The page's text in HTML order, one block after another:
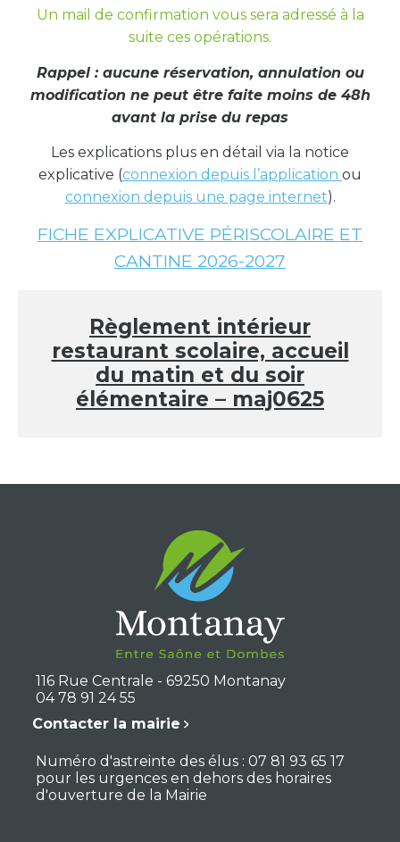
Un mail de confirmation vous sera adressé à la
suite ces opérations.
Rappel : aucune réservation, annulation ou
modification ne peut être faite moins de 48h
avant la prise du repas
Les explications plus en détail via la notice
explicative (connexion depuis l’application ou
connexion depuis une page internet).
FICHE EXPLICATIVE PÉRISCOLAIRE ET
CANTINE 2026-2027
Règlement intérieur
restaurant scolaire, accueil
du matin et du soir
élémentaire – maj0625
116 Rue Centrale - 69250 Montanay
04 78 91 24 55
Contacter la mairie
Numéro d'astreinte des élus : 07 81 93 65 17
pour les urgences en dehors des horaires
d'ouverture de la Mairie